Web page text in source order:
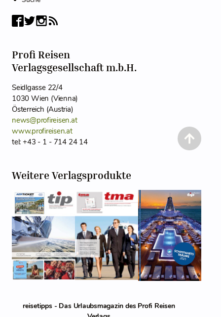
Profi Reisen
Verlagsgesellschaft m.b.H.
Seidlgasse 22/4
1030 Wien (Vienna)
Österreich (Austria)
news@profireisen.at
www.profireisen.at
tel: +43 - 1 - 714 24 14
Weitere Verlagsprodukte
reisetipps - Das Urlaubsmagazin des Profi Reisen